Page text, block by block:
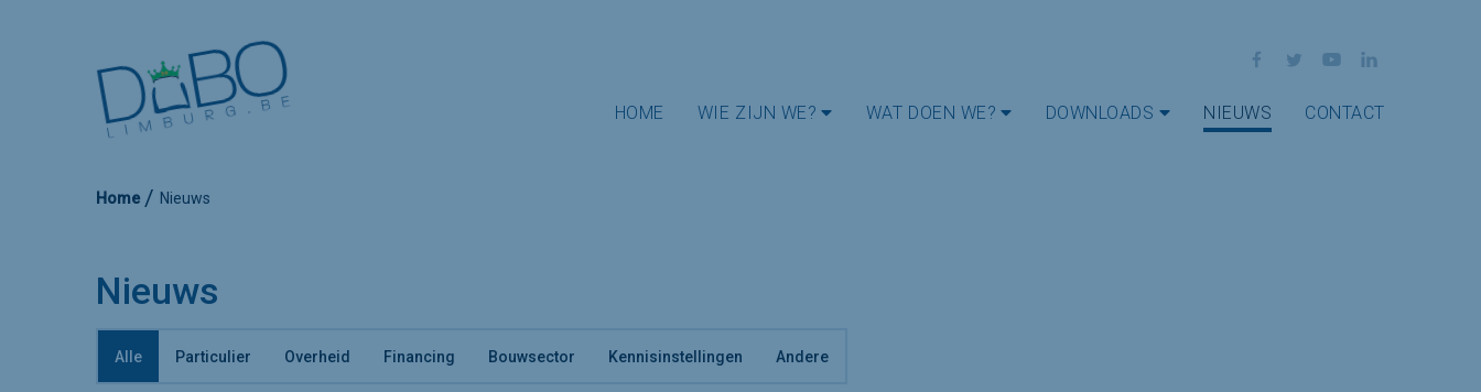
Facebook
Twitter YouTube
HOME WIE ZIJN WE? WAT DOEN WE? DOWNLOADS NIEUWS CONTACT
Home Nieuws
Nieuws
Alle Particulier Overheid Financing Bouwsector Kennisinstellingen Andere